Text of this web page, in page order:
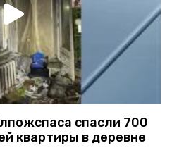
спасли 700
квартиры в деревне